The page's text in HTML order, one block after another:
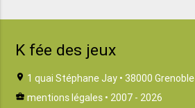
K fée des jeux
location_on 1 quai Stéphane Jay • 38000 Grenoble
business_center mentions légales • 2007 - 2026